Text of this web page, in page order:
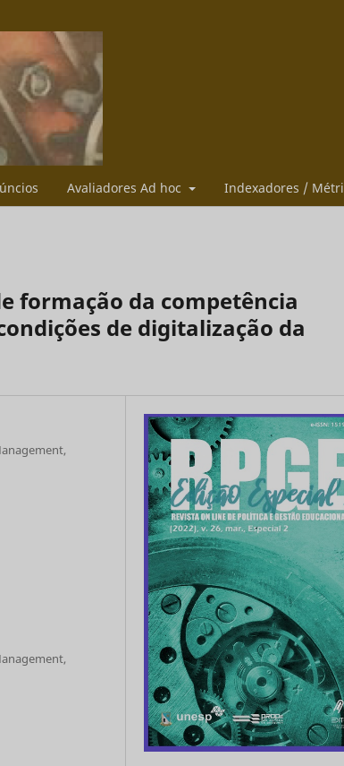
Avaliadores Ad hoc Indexadores /
formação da competência
de digitalização da